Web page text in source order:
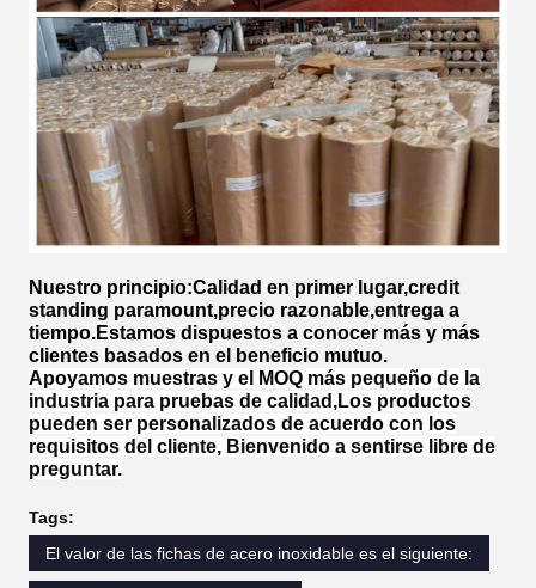
6 x 6
150 x
150
16; 15; 14;
13; 12
1.65 a
dos.
¿Qué
quieres
decir?
77
12 a 80 0.3-2.0
Nuestro principio:Calidad en primer lugar,credit
standing paramount,precio razonable,entrega a
tiempo.Estamos dispuestos a conocer más y más
clientes basados en el beneficio mutuo.
Apoyamos muestras y el MOQ más pequeño de la
industria para pruebas de calidad,Los productos
pueden ser personalizados de acuerdo con los
requisitos del cliente, Bienvenido a sentirse libre de
preguntar.
Tags:
El valor de las fichas de acero inoxidable es el siguiente: